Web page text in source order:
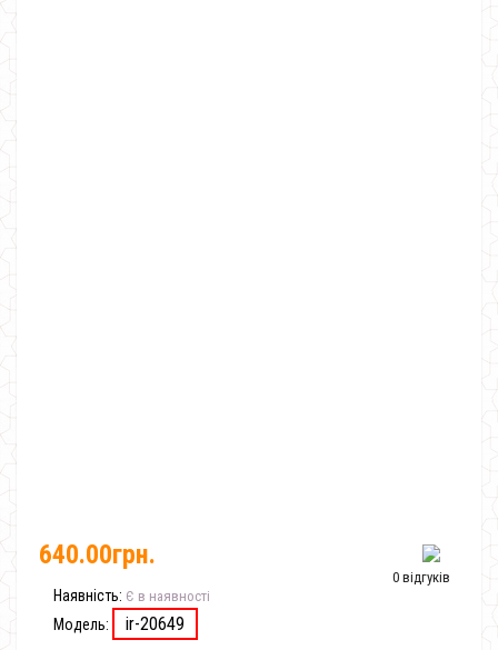
0 відгуків
640.00грн.
Наявність: Є в наявності
Модель: ir-20649